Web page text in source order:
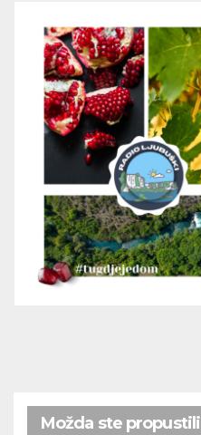
Možda ste propustili